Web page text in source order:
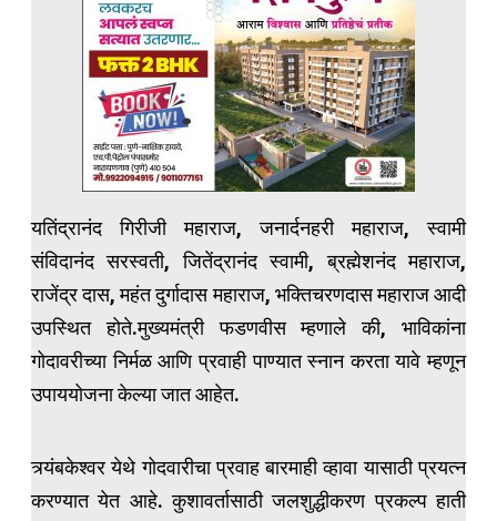
यतिंद्रानंद गिरीजी महाराज, जनार्दनहरी महाराज, स्वामी
संविदानंद सरस्वती, जितेंद्रानंद स्वामी, ब्रह्मेशनंद महाराज,
राजेंद्र दास, महंत दुर्गादास महाराज, भक्तिचरणदास महाराज आदी
उपस्थित होते.मुख्यमंत्री फडणवीस म्हणाले की, भाविकांना
गोदावरीच्या निर्मळ आणि प्रवाही पाण्यात स्नान करता यावे म्हणून
उपाययोजना केल्या जात आहेत.
त्र्यंबकेश्वर येथे गोदवारीचा प्रवाह बारमाही व्हावा यासाठी प्रयत्न
करण्यात येत आहे. कुशावर्तासाठी जलशुद्धीकरण प्रकल्प हाती